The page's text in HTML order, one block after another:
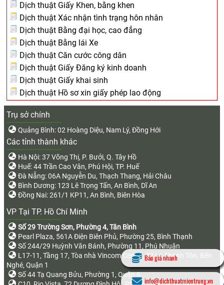
Dịch thuật Giấy Khen, bằng khen
Dịch thuật Xác nhận tình trạng hôn nhân
Dịch thuật Bằng đại học, cao đẳng
Dịch thuật Bằng lái Xe
Dịch thuật Căn cước công dân
Dịch thuật Giấy Đăng ký kinh doanh
Dịch thuật Giấy khai sinh
Dịch thuật Hồ sơ xin giấy phép lao động
Trụ sở chính
Quảng Bình: 02 Hoàng Diệu, Nam Lý, Đồng Hới
Các tỉnh thành khác
Hà Nội: 37 Võng Thị, P. Bưởi, Q. Tây Hồ
Huế: 44 Trần Cao Vân, Phú Hội, TP. Huế
Đà Nẵng: 06A Nguyễn Du, Thạch Thang, Hải Châu
Bình Dương: 123 Lê Trọng Tấn, An Bình, Dĩ An
Đồng Nai: 261/1 KP11, An Bình, Biên Hòa
VP Tại TP. Hồ Chí Minh
Số 29 Trường Sơn, Phường 4, Tân Bình
Pearl Plaza, 561A Điện Biên Phủ, Phường 25, Bình Thạnh
Số 244/29 Huỳnh Văn Bánh, Phường 11, Phú Nhuận
L17-11, Tầng 17, Tòa nhà Vincom Center, 72 Lê Thánh Tôn, Bến
Nghé, Quận 1
Số 44 Tạ Quang Bửu, Phường 1, Quận 8
Báo giá nhanh
info@dichthuatmientrung.vn